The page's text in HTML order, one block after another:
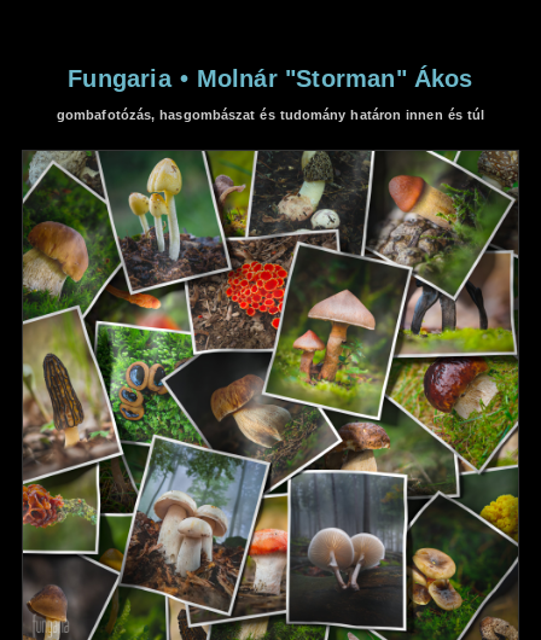
Fungaria • Molnár "Storman" Ákos
gombafotózás, hasgombászat és tudomány határon innen és túl